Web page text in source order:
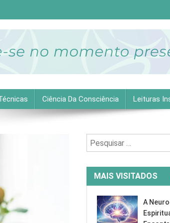
vida equilibrada e plena.
Ciência Da Consciência Leituras
MAIS VISITADOS
A